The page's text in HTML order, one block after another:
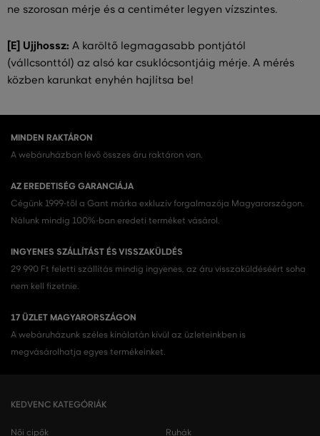
ne szorosan mérje és a centiméter legyen vízszintes.
[E] Ujjhossz: A karöltő legmagasabb pontjától
(vállcsonttól) az alsó kar csuklócsontjáig mérje. A mérés
közben karunkat enyhén hajlítsa be!
MINDEN RAKTÁRON
A webáruházban lévő összes áru raktáron van.
AZ EREDETISÉG GARANCIÁJA
Cégünk 1999-től a Gant márka exkluzív forgalmazója Magyarországon.
Nálunk mindig 100%-ban eredeti terméket vásárol.
INGYENES SZÁLLÍTÁST ÉS VISSZAKÜLDÉS
29 990 Ft feletti szállítás mindig ingyenes, az áru visszaküldéséért soha
nem kell fizetnie.
17 ÜZLET MAGYARORSZÁGON
A webáruházunk széles kínálatán kívül az üzleteinkben is
megvásárolhatja egyes termékeinket.
KEDVENC KATEGÓRIÁK
Női cipők
Ruhák